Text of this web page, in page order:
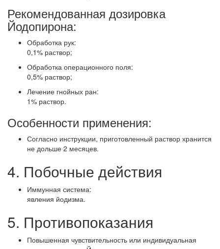
Рекомендованная дозировка
Йодопирона:
Обработка рук:
0,1% раствор;
Обработка операционного поля:
0,5% раствор;
Лечение гнойных ран:
1% раствор.
Особенности применения:
Согласно инструкции, приготовленный раствор хранится
не дольше 2 месяцев.
4. Побочные действия
Иммунная система:
явления йодизма.
5. Противопоказания
Повышенная чувствительность или индивидуальная